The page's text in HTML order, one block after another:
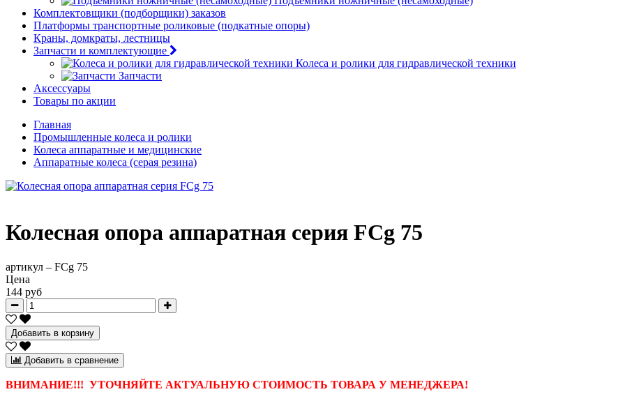
Комплектовщики (подборщики) заказов
Платформы транспортные роликовые (подкатные опоры)
Краны, домкраты, лестницы
Запчасти и комплектующие
Колеса и ролики для гидравлической техники
Запчасти
Аксессуары
Товары по акции
Главная
Промышленные колеса и ролики
Колеса аппаратные и медицинские
Аппаратные колеса (серая резина)
Колесная опора аппаратная серия FCg 75
артикул – FCg 75
Цена
144 руб
Добавить в корзину
Добавить в сравнение
ВНИМАНИЕ!!! УТОЧНЯЙТЕ АКТУАЛЬНУЮ СТОИМОСТЬ ТОВАРА У МЕНЕДЖЕРА!